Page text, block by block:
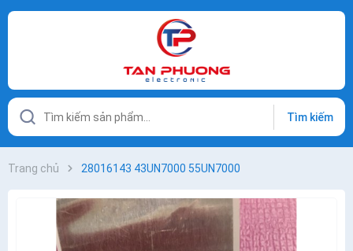
Tìm kiếm
Trang chủ 28016143 43UN7000 55UN7000